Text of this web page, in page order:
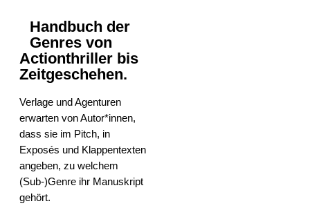
Handbuch der
Genres von
Actionthriller bis
Zeitgeschehen.
Verlage und Agenturen
erwarten von Autor*innen,
dass sie im Pitch, in
Exposés und Klappentexten
angeben, zu welchem
(Sub-)Genre ihr Manuskript
gehört.